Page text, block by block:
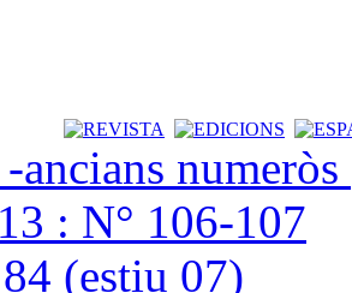
ancians
: N° 106-107
(estiu 07)